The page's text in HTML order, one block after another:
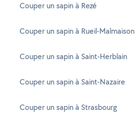
Couper un sapin à Rezé
Couper un sapin à Rueil-Malmaison
Couper un sapin à Saint-Herblain
Couper un sapin à Saint-Nazaire
Couper un sapin à Strasbourg